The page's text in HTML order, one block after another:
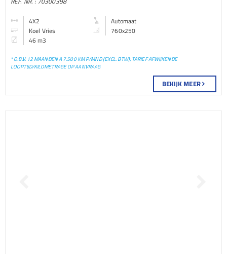
BAKWAGEN
4X2
Automaat
Koel Vries
760x250
46 m3
* O.B.V. 12 MAANDEN A 7.500 KM P/MND (EXCL. BTW); TARIEF AFWIJKENDE
LOOPTIJD/KILOMETRAGE OP AANVRAAG
BEKIJK MEER